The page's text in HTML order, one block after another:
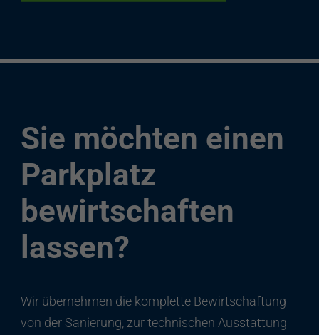
Sie möchten einen
Parkplatz
bewirtschaften
lassen?
Wir übernehmen die komplette Bewirtschaftung –
von der Sanierung, zur technischen Ausstattung